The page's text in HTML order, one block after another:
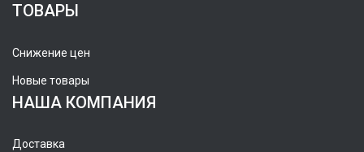
ТОВАРЫ
Снижение цен
Новые товары
НАША КОМПАНИЯ
Доставка